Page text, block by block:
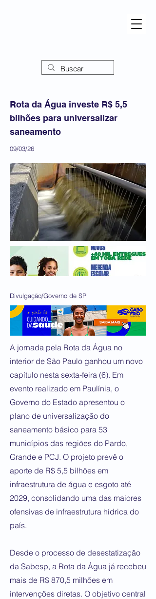
Rota da Água investe R$ 5,5
bilhões para universalizar
saneamento
09/03/26
Divulgação/Governo de SP
A jornada pela Rota da Água no
interior de São Paulo ganhou um novo
capítulo nesta sexta-feira (6). Em
evento realizado em Paulínia, o
Governo do Estado apresentou o
plano de universalização do
saneamento básico para 53
municípios das regiões do Pardo,
Grande e PCJ. O projeto prevê o
aporte de R$ 5,5 bilhões em
infraestrutura de água e esgoto até
2029, consolidando uma das maiores
ofensivas de infraestrutura hídrica do
país.
Desde o processo de desestatização
da Sabesp, a Rota da Água já recebeu
mais de R$ 870,5 milhões em
intervenções diretas. O objetivo central